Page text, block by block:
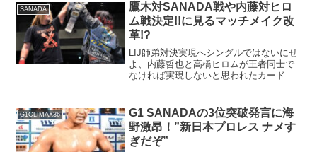
SANADA
鷹木対SANADA戦や内藤対ヒロ
ム戦決定!!に見るマッチメイク改
革!?
LIJ師弟対決実現へシングルではないにせ
よ、内藤哲也と高橋ヒロムが王者同士で
なければ実現しないと思われたカードが
る鷹木信悟対SANADA戦。更には、互い
に待ち望んでいた...
G1CLIMAX36
G1 SANADAの3位突破発言に海
野激昂！”新日本プロレス ナメす
ぎだぞ”